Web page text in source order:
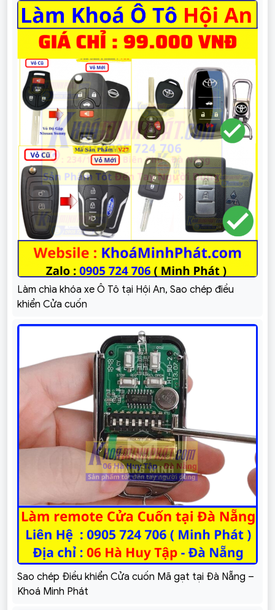
Làm chìa khóa xe Ô Tô tại Hội An, Sao chép điều
khiển Cửa cuốn
Sao chép Điều khiển Cửa cuốn Mã gạt tại Đà Nẵng –
Khoá Minh Phát